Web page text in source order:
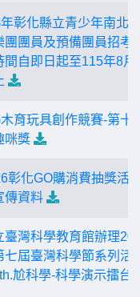
彰化縣立青少年南北
團團員及預備團員招考
間自即日起至115年8月
育玩具創作競賽-第十
咪獎
彰化GO購消費抽獎活
傳資料
臺灣科學教育館辦理
七屆臺灣科學節系列活
尬科學-科學演示擂台